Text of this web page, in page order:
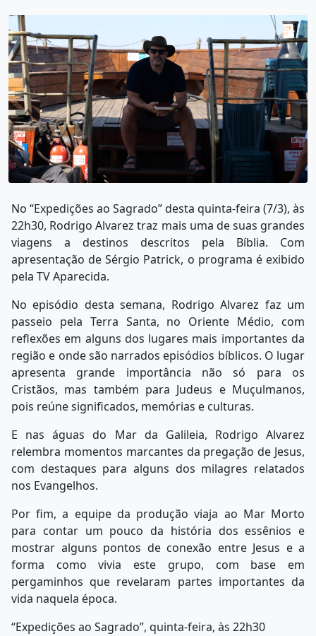
No “Expedições ao Sagrado” desta quinta-feira (7/3), às
22h30, Rodrigo Alvarez traz mais uma de suas grandes
viagens a destinos descritos pela Bíblia. Com
apresentação de Sérgio Patrick, o programa é exibido
pela TV Aparecida.
No episódio desta semana, Rodrigo Alvarez faz um
passeio pela Terra Santa, no Oriente Médio, com
reflexões em alguns dos lugares mais importantes da
região e onde são narrados episódios bíblicos. O lugar
apresenta grande importância não só para os
Cristãos, mas também para Judeus e Muçulmanos,
pois reúne significados, memórias e culturas.
E nas águas do Mar da Galileia, Rodrigo Alvarez
relembra momentos marcantes da pregação de Jesus,
com destaques para alguns dos milagres relatados
nos Evangelhos.
Por fim, a equipe da produção viaja ao Mar Morto
para contar um pouco da história dos essênios e
mostrar alguns pontos de conexão entre Jesus e a
forma como vivia este grupo, com base em
pergaminhos que revelaram partes importantes da
vida naquela época.
“Expedições ao Sagrado”, quinta-feira, às 22h30